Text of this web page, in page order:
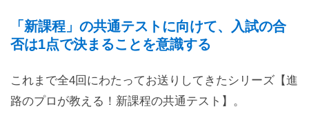
「新課程」の共通テストに向けて、入試の合
否は1点で決まることを意識する
これまで全4回にわたってお送りしてきたシリーズ【進
路のプロが教える！新課程の共通テスト】。